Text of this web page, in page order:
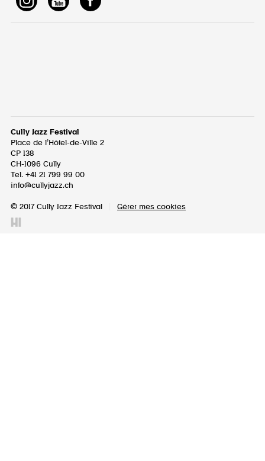
Cully Jazz Festival
Place de l’Hôtel-de-Ville 2
CP 138
CH-1096 Cully
Tel. +41 21 799 99 00
info@cullyjazz.ch
© 2017 Cully Jazz Festival Gérer mes cookies